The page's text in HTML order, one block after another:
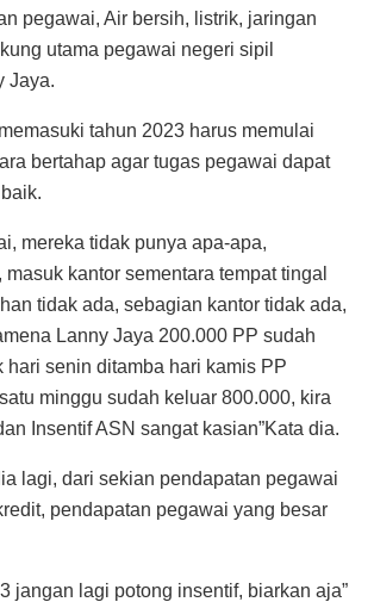
pegawai, Air bersih, listrik, jaringan
utama pegawai negeri sipil
Jaya.
tahun 2023 harus memulai
bertahap agar tugas pegawai dapat
mereka tidak punya apa-apa,
kantor sementara tempat tingal
tidak ada, sebagian kantor tidak ada,
Lanny Jaya 200.000 PP sudah
hari senin ditamba hari kamis PP
minggu sudah keluar 800.000, kira
Insentif ASN sangat kasian”Kata dia.
lagi, dari sekian pendapatan pegawai
pendapatan pegawai yang besar
jangan lagi potong insentif, biarkan aja”